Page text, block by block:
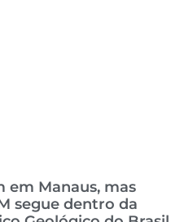
em Manaus, mas
segue dentro da